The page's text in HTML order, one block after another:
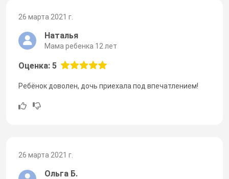
26 марта 2021 г.
Наталья
Мама ребенка 12 лет
Оценка: 5
Ребёнок доволен, дочь приехала под впечатлением!
26 марта 2021 г.
Ольга Б.